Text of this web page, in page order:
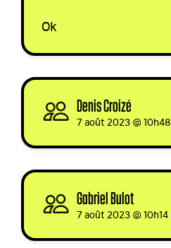
Ok
Denis Croizé
7 août 2023 @ 10h48
Gabriel Bulot
7 août 2023 @ 10h14